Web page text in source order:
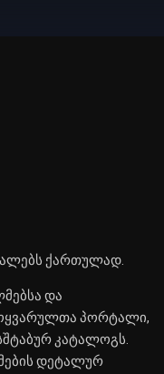
ქართულად.
და
პორტალი,
კატალოგს.
დეტალურ